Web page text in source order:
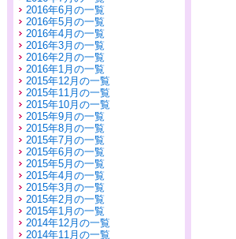
2016年6月の一覧
2016年5月の一覧
2016年4月の一覧
2016年3月の一覧
2016年2月の一覧
2016年1月の一覧
2015年12月の一覧
2015年11月の一覧
2015年10月の一覧
2015年9月の一覧
2015年8月の一覧
2015年7月の一覧
2015年6月の一覧
2015年5月の一覧
2015年4月の一覧
2015年3月の一覧
2015年2月の一覧
2015年1月の一覧
2014年12月の一覧
2014年11月の一覧